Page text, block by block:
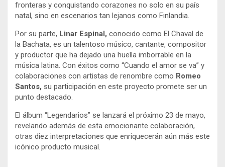
fronteras y conquistando corazones no solo en su país
natal, sino en escenarios tan lejanos como Finlandia.
Por su parte, Linar Espinal, conocido como El Chaval de
la Bachata, es un talentoso músico, cantante, compositor
y productor que ha dejado una huella imborrable en la
música latina. Con éxitos como “Cuando el amor se va” y
colaboraciones con artistas de renombre como Romeo
Santos, su participación en este proyecto promete ser un
punto destacado.
El álbum “Legendarios” se lanzará el próximo 23 de mayo,
revelando además de esta emocionante colaboración,
otras diez interpretaciones que enriquecerán aún más este
icónico producto musical.